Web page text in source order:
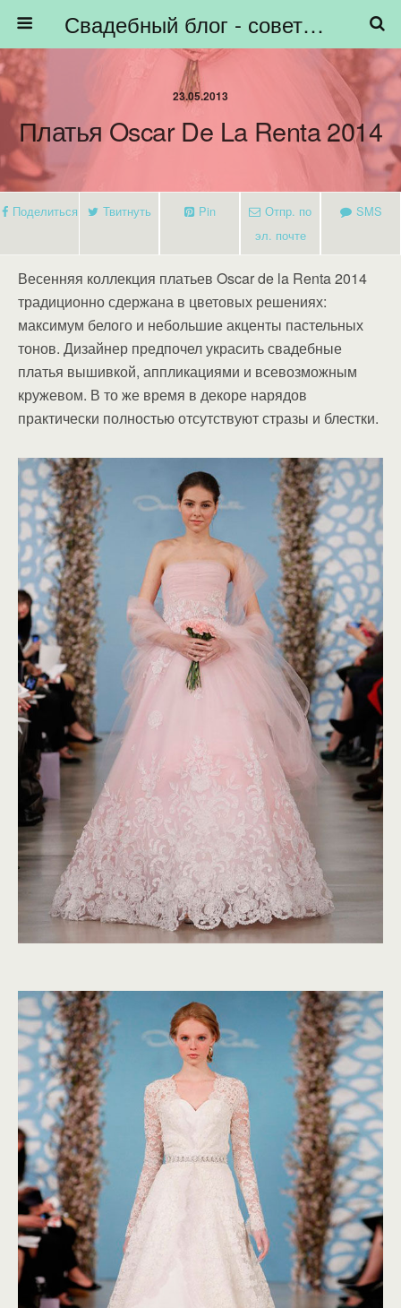
Свадебный блог - советы невестам, подготовка к свадьбе - HiBride
23.05.2013
Платья Oscar De La Renta 2014
Поделиться Твитнуть Pin
Отпр. по
эл. почте
SMS
Весенняя коллекция платьев Oscar de la Renta 2014
традиционно сдержана в цветовых решениях:
максимум белого и небольшие акценты пастельных
тонов. Дизайнер предпочел украсить свадебные
платья вышивкой, аппликациями и всевозможным
кружевом. В то же время в декоре нарядов
практически полностью отсутствуют стразы и блестки.